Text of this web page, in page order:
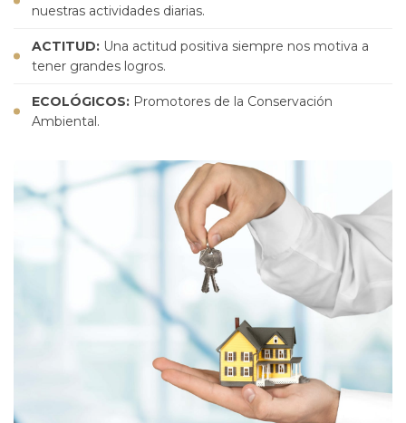
nuestras actividades diarias.
ACTITUD: Una actitud positiva siempre nos motiva a
tener grandes logros.
ECOLÓGICOS: Promotores de la Conservación
Ambiental.